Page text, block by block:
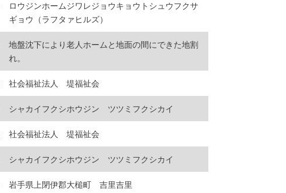
ロウジンホームジワレジョウキョウトシュウフクサ
ギョウ（ラフタァヒルズ）
地盤沈下により老人ホームと地面の間にできた地割
れ。
社会福祉法人 堤福祉会
シャカイフクシホウジン ツツミフクシカイ
社会福祉法人 堤福祉会
シャカイフクシホウジン ツツミフクシカイ
岩手県上閉伊郡大槌町 吉里吉里